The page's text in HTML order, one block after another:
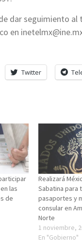
dar seguimiento al
en
Twitter
las
de
Realizará
Sabatina para
pasaportes y
consular en
Norte
1 noviembre,
En "Gobierno"